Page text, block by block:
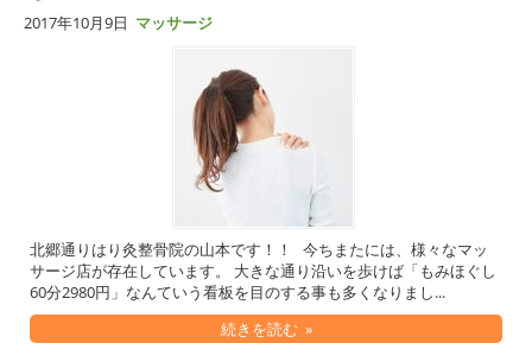
2017年10月9日 マッサージ
北郷通りはり灸整骨院の山本です！！ 今ちまたには、様々なマッ
サージ店が存在しています。 大きな通り沿いを歩けば「もみほぐし
60分2980円」なんていう看板を目のする事も多くなりまし...
続きを読む »